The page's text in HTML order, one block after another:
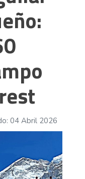
04 Abril 2026